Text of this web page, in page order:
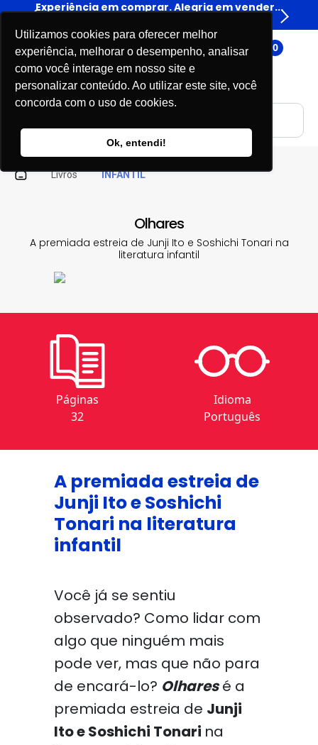
Utilizamos cookies para oferecer melhor
experiência, melhorar o desempenho, analisar
como você interage em nosso site e
personalizar conteúdo. Ao utilizar este site, você
concorda com o uso de cookies.
Ok, entendi!
Experiência em comprar. Alegria em vender...
0
Livros INFANTIL
Olhares
A premiada estreia de Junji Ito e Soshichi Tonari na
literatura infantil
Páginas
32
Idioma
Português
A premiada estreia de
Junji Ito e Soshichi
Tonari na literatura
infantil
Você já se sentiu
observado? Como lidar com
algo que ninguém mais
pode ver, mas que não para
de encará-lo? Olharesé a
premiada estreia de Junji
Ito e Soshichi Tonari na